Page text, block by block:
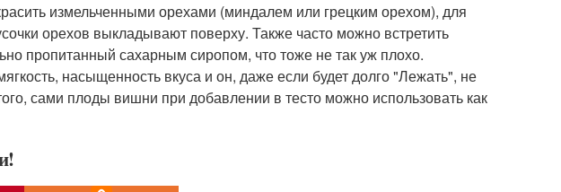
измельченными орехами (миндалем или грецким орехом), для
орехов выкладывают поверху. Также часто можно встретить
пропитанный сахарным сиропом, что тоже не так уж плохо.
насыщенность вкуса и он, даже если будет долго "Лежать", не
сами плоды вишни при добавлении в тесто можно использовать как